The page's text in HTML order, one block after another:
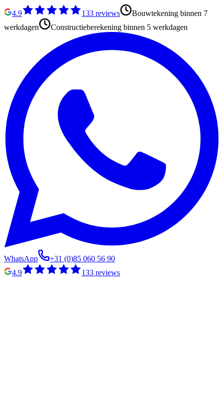
4.9 133 reviews
Bouwtekening binnen 7
werkdagen
Constructieberekening binnen 5 werkdagen
WhatsApp
+31 (0)85 060 56 90
4.9
133 reviews